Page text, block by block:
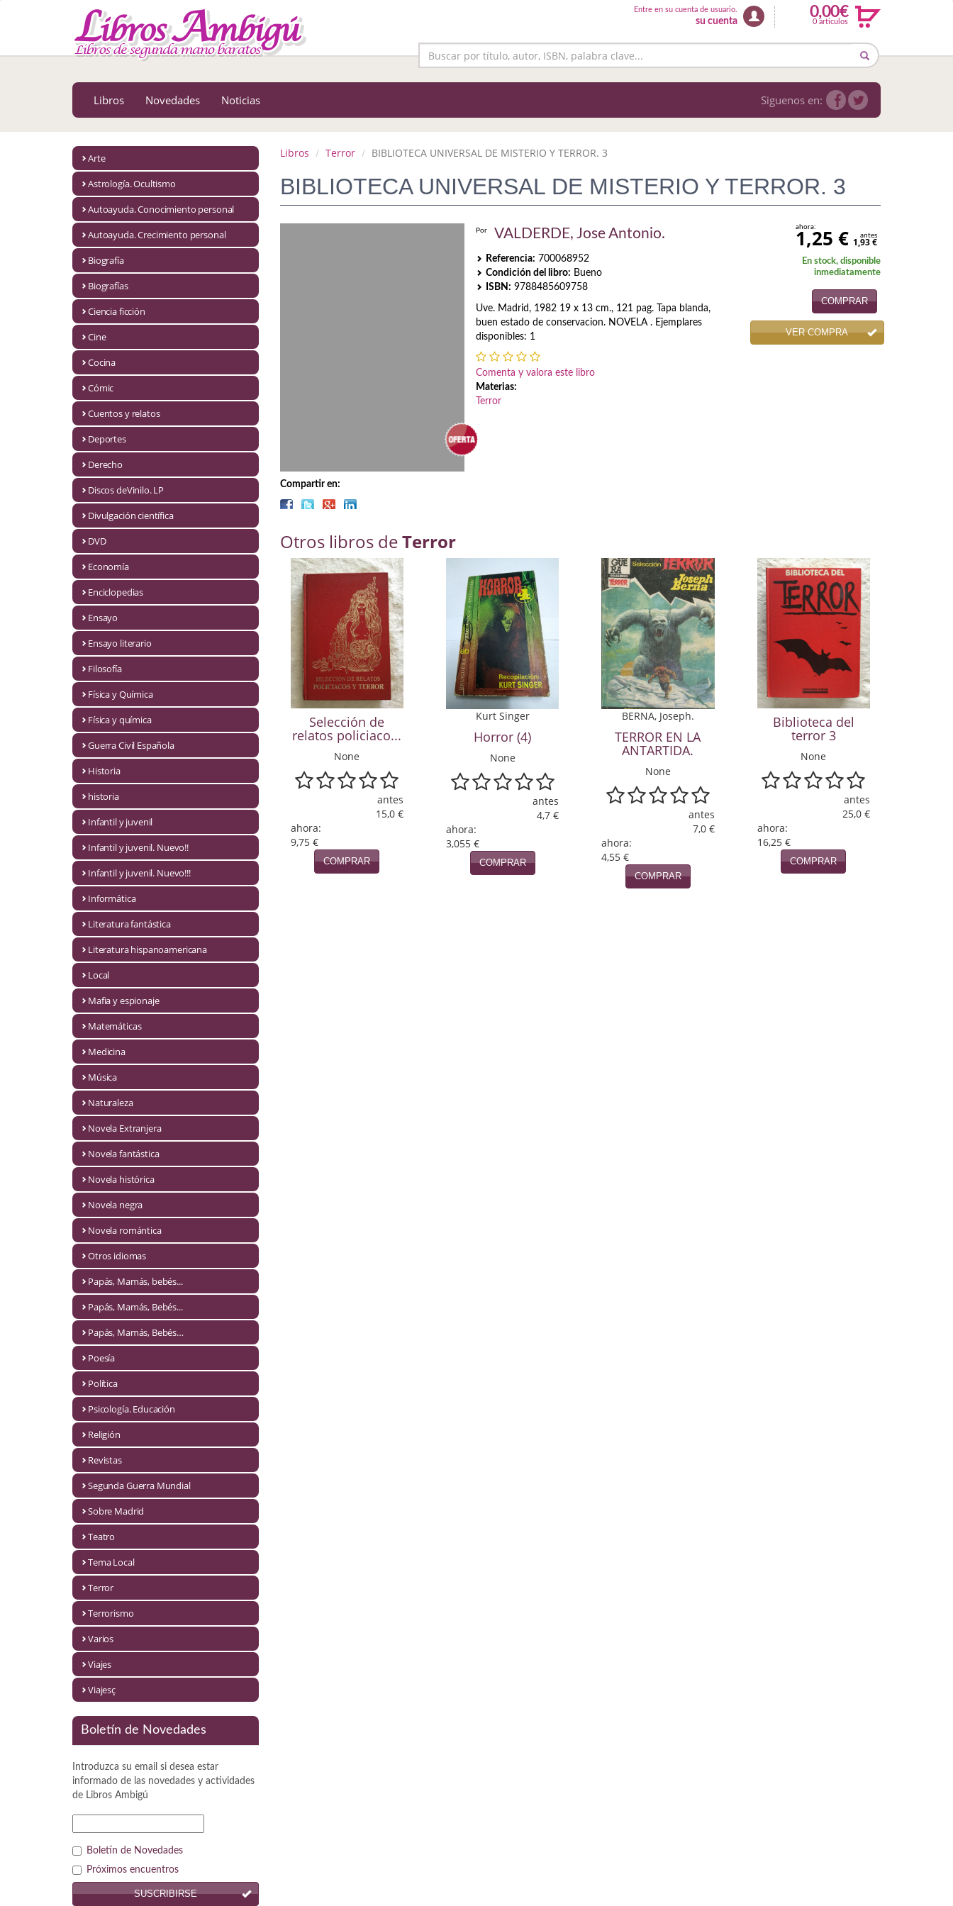
MENÚ PRINCIPAL
Astrología. Ocultismo
Autoayuda. Conocimiento personal
Autoayuda. Crecimiento personal
Ciencia ficción
Cuentos y relatos
Discos deVinilo. LP
Divulgación científica
Ensayo literario
Guerra Civil Española
Infantil y juvenil
Infantil y juvenil. Nuevo!!
Infantil y juvenil. Nuevo!!!
Literatura fantástica
Literatura hispanoamericana
Mafia y espionaje
Novela Extranjera
Novela fantástica
Novela romántica
Otros idiomas
Papás, Mamás, bebés...
Papás, Mamás, Bebés...
Papás, Mamás, Bebés…
Psicología. Educación
Segunda Guerra Mundial
Entre en su cuenta de usuario.
su cuenta
0,00€
0 articulos
Libros Novedades Noticias Siguenos en:
Arte
Astrología. Ocultismo
Autoayuda. Conocimiento personal
Autoayuda. Crecimiento personal
Biografía
Biografías
Ciencia ficción
Cine
Cocina
Cómic
Cuentos y relatos
Deportes
Derecho
Discos deVinilo. LP
Divulgación científica
DVD
Economía
Enciclopedias
Ensayo
Ensayo literario
Filosofía
Física y Química
Física y química
Guerra Civil Española
Historia
historia
Infantil y juvenil
Infantil y juvenil. Nuevo!!
Infantil y juvenil. Nuevo!!!
Informática
Literatura fantástica
Literatura hispanoamericana
Local
Mafia y espionaje
Matemáticas
Medicina
Música
Naturaleza
Novela Extranjera
Novela fantástica
Novela histórica
Novela negra
Novela romántica
Otros idiomas
Papás, Mamás, bebés...
Papás, Mamás, Bebés...
Papás, Mamás, Bebés…
Poesía
Política
Psicología. Educación
Religión
Revistas
Segunda Guerra Mundial
Sobre Madrid
Teatro
Tema Local
Terror
Terrorismo
Varios
Viajes
Viajesç
Boletín de Novedades
Introduzca su email si desea estar
informado de las novedades y actividades
de Libros Ambigú
Boletín de Novedades
Próximos encuentros
SUSCRIBIRSE
Libros Terror BIBLIOTECA UNIVERSAL DE MISTERIO Y TERROR. 3
BIBLIOTECA UNIVERSAL DE MISTERIO Y TERROR. 3
Compartir en:
Por VALDERDE, Jose Antonio.
Referencia: 700068952
Condición del libro: Bueno
ISBN: 9788485609758
Uve. Madrid, 1982 19 x 13 cm., 121 pag. Tapa blanda,
buen estado de conservacion. NOVELA . Ejemplares
disponibles: 1
Comenta y valora este libro
Materias:
Terror
ahora:
1,25 € antes
1,93 €
En stock, disponible
inmediatamente
COMPRAR
VER COMPRA
Otros libros deTerror
Selección de
relatos policiaco...
None
antes
15,0 €
ahora:
9,75 €
COMPRAR
Kurt Singer
Horror (4)
None
antes
4,7 €
ahora:
3,055 €
COMPRAR
BERNA, Joseph.
TERROR EN LA
ANTARTIDA.
None
antes
7,0 €
ahora:
4,55 €
COMPRAR
Biblioteca del
terror 3
None
antes
25,0 €
ahora:
16,25 €
COMPRAR